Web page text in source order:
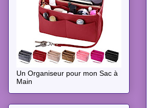
Un Organiseur pour mon Sac à
Main